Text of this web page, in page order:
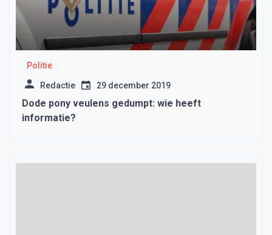
Politie
Redactie 29 december 2019
Dode pony veulens gedumpt: wie heeft
informatie?